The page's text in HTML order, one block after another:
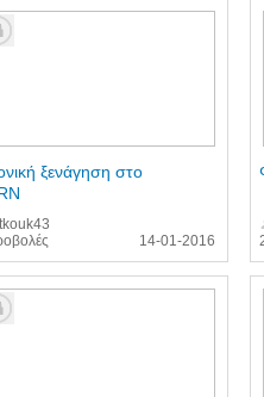
ξενάγηση στο
14-01-2016